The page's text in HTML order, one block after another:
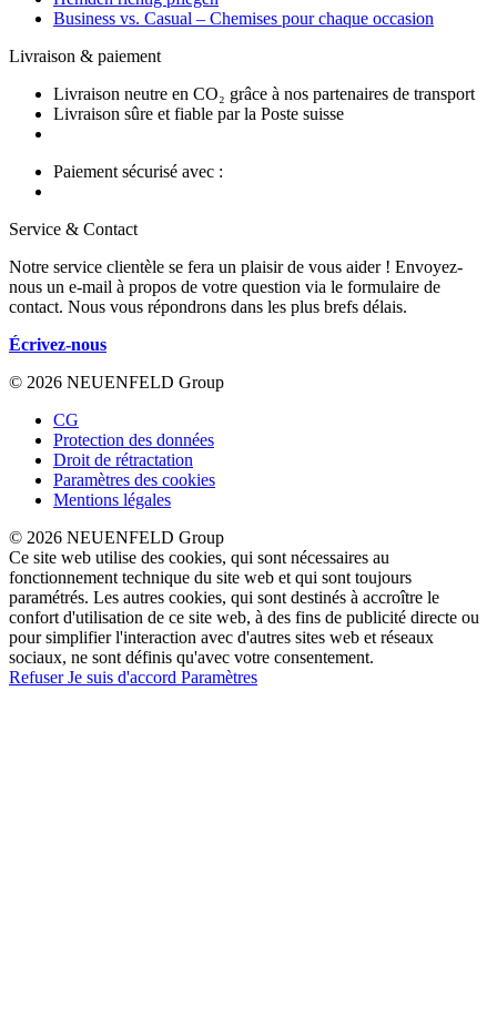
Business vs. Casual – Chemises pour chaque occasion
Livraison & paiement
Livraison neutre en CO₂ grâce à nos partenaires de transport
Livraison sûre et fiable par la Poste suisse
Paiement sécurisé avec :
Service & Contact
Notre service clientèle se fera un plaisir de vous aider ! Envoyez-
nous un e-mail à propos de votre question via le formulaire de
contact. Nous vous répondrons dans les plus brefs délais.
Écrivez-nous
© 2026 NEUENFELD Group
CG
Protection des données
Droit de rétractation
Paramètres des cookies
Mentions légales
© 2026 NEUENFELD Group
Ce site web utilise des cookies, qui sont nécessaires au
fonctionnement technique du site web et qui sont toujours
paramétrés. Les autres cookies, qui sont destinés à accroître le
confort d'utilisation de ce site web, à des fins de publicité directe ou
pour simplifier l'interaction avec d'autres sites web et réseaux
sociaux, ne sont définis qu'avec votre consentement.
RefuserJe suis d'accord Paramètres